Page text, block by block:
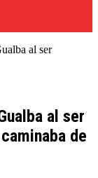
al ser
al ser
de